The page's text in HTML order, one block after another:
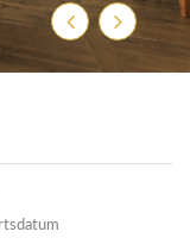
ZurückWeiter